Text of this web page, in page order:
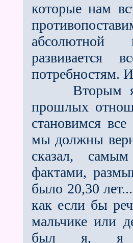
ко­торые нам
абсолютной
развивается
потребнос­тям.
Вторым
прошлых
становимся
мы должны
сказал, самым
фактами,
было 20,30
как если бы
мальчике или
был я, я